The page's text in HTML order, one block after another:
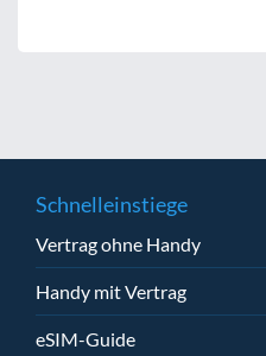
Schnelleinstiege
Vertrag ohne Handy
Handy mit Vertrag
eSIM-Guide